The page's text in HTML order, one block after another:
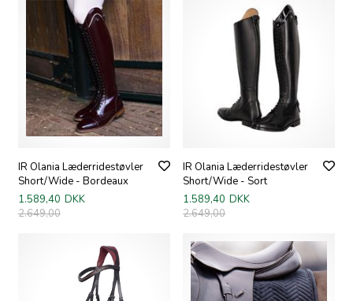
IR Olania Læderridestøvler
Short/Wide - Bordeaux
1.589,40 DKK
2.649,00
IR Olania Læderridestøvler
Short/Wide - Sort
1.589,40 DKK
2.649,00